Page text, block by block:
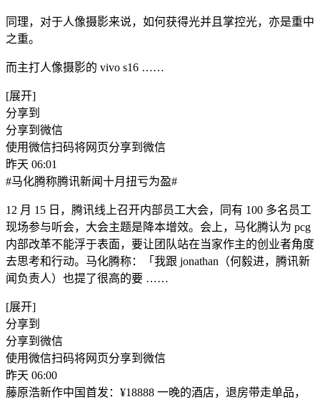
同理，对于人像摄影来说，如何获得光并且掌控光，亦是重中
之重。
而主打人像摄影的 vivo s16 ​……
[展开]
分享到
分享到微信
使用微信扫码将网页分享到微信
昨天 06:01
#马化腾称腾讯新闻十月扭亏为盈#
12 月 15 日，腾讯线上召开内部员工大会，同有 100 多名员工
现场参与听会，大会主题是降本增效。会上，马化腾认为 pcg
内部改革不能浮于表面，要让团队站在当家作主的创业者角度
去思考和行动。马化腾称：「我跟 jonathan（何毅进，腾讯新
闻负责人）也提了很高的要 ​……
[展开]
分享到
分享到微信
使用微信扫码将网页分享到微信
昨天 06:00
藤原浩新作中国首发：¥18888 一晚的酒店，退房带走单品，